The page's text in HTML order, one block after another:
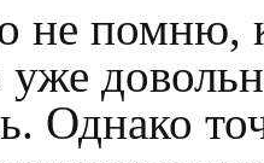
не помню,
Однако